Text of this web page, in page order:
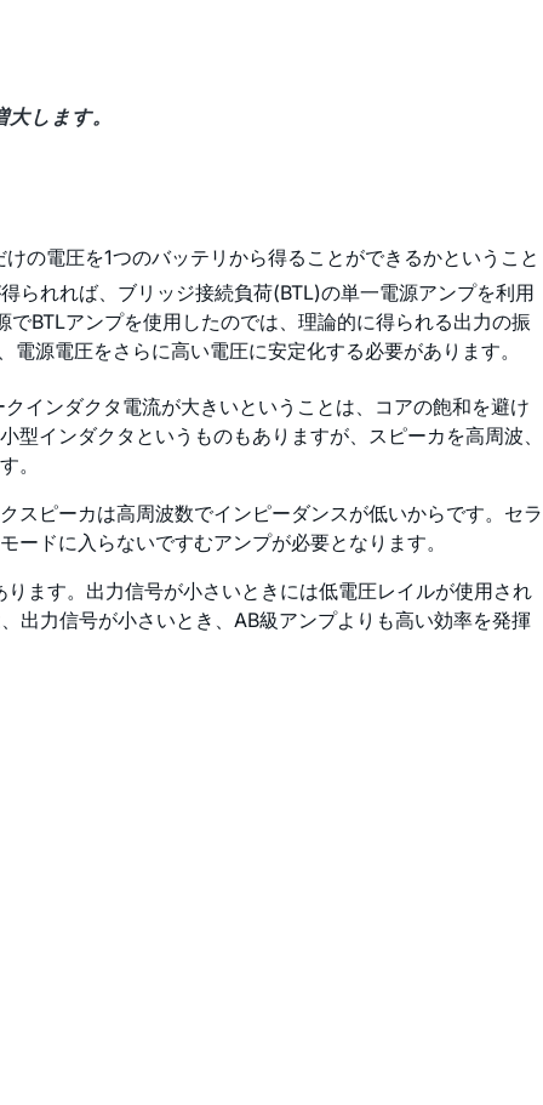
します。
の電圧を1つのバッテリから得ることができるかということ
られれば、ブリッジ接続負荷(BTL)の単一電源アンプを利用
BTLアンプを使用したのでは、理論的に得られる出力の振
源電圧をさらに高い電圧に安定化する必要があります。
インダクタ電流が大きいということは、コアの飽和を避け
インダクタというものもありますが、スピーカを高周波、
。
スピーカは高周波数でインピーダンスが低いからです。セラ
ドに入らないですむアンプが必要となります。
ます。出力信号が小さいときには低電圧レイルが使用され
出力信号が小さいとき、AB級アンプよりも高い効率を発揮